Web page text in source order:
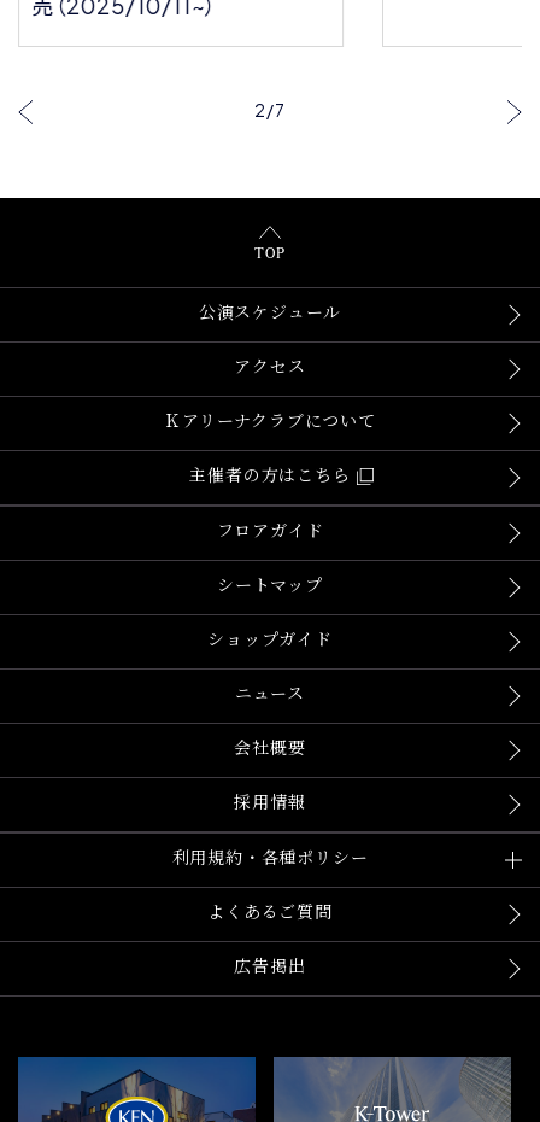
2/7
TOP
公演スケジュール
アクセス
Ｋアリーナクラブについて
主催者の方はこちら
フロアガイド
シートマップ
ショップガイド
ニュース
会社概要
採用情報
利用規約・各種ポリシー
よくあるご質問
広告掲出